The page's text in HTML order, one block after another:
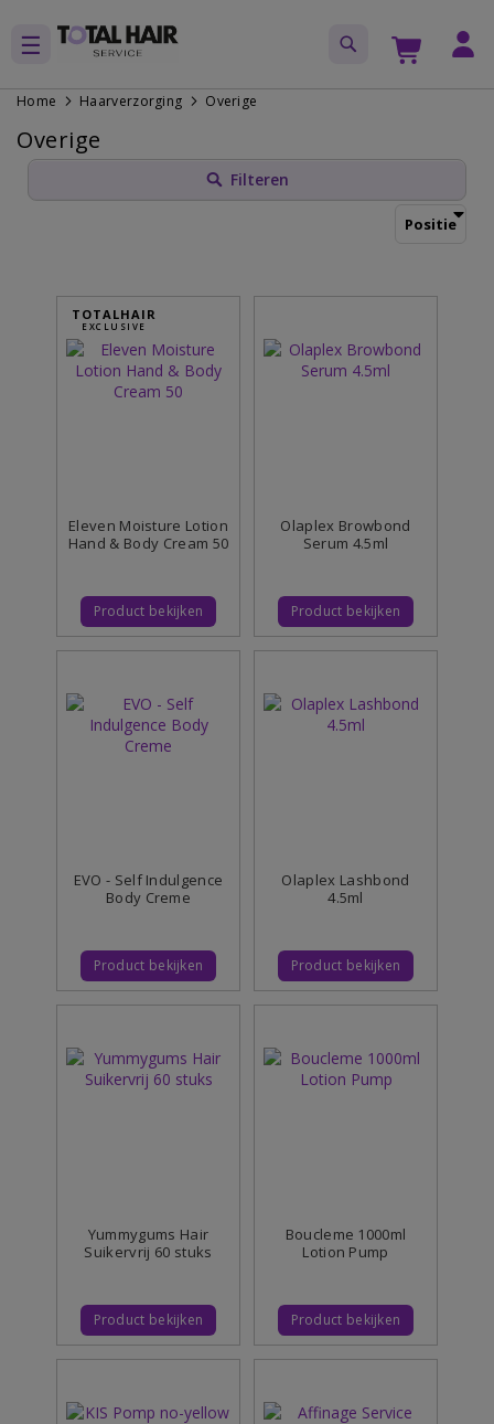
Home Haarverzorging Overige
Overige
Filteren
TOTALHAIR
EXCLUSIVE
Eleven Moisture Lotion
Hand & Body Cream 50
Product bekijken
Olaplex Browbond
Serum 4.5ml
Product bekijken
EVO - Self Indulgence
Body Creme
Product bekijken
Olaplex Lashbond
4.5ml
Product bekijken
Yummygums Hair
Suikervrij 60 stuks
Product bekijken
Boucleme 1000ml
Lotion Pump
Product bekijken